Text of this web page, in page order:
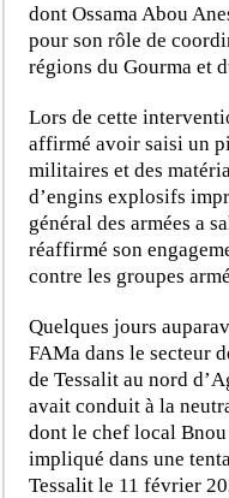
dont Ossama Abou
pour son rôle de
régions du Gourma et
Lors de cette
affirmé avoir saisi un
militaires et des
d’engins explosifs
général des armées a
réaffirmé son
contre les groupes
Quelques jours
FAMa dans le secteur
de Tessalit au nord
avait conduit à la
dont le chef local
impliqué dans une
Tessalit le 11 février